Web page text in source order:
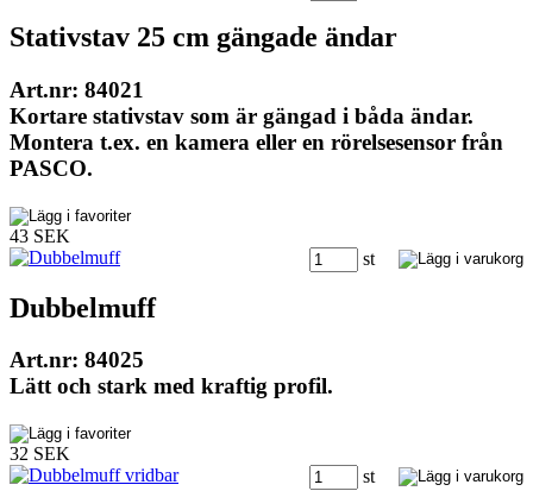
Stativstav 25 cm gängade ändar
Art.nr: 84021
Kortare stativstav som är gängad i båda ändar.
Montera t.ex. en kamera eller en rörelsesensor från
PASCO.
43 SEK
st
Dubbelmuff
Art.nr: 84025
Lätt och stark med kraftig profil.
32 SEK
st